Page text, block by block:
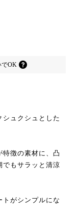
でOK
ュクシュとした
徴の素材に、凸
でもサラッと清涼
がシンプルにな